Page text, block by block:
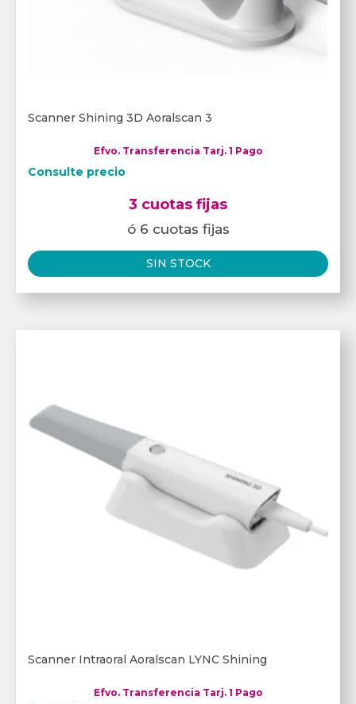
Scanner Shining 3D Aoralscan 3
Efvo. Transferencia Tarj. 1 Pago
Consulte precio
3 cuotas fijas
ó 6 cuotas fijas
SIN STOCK
Scanner Intraoral Aoralscan LYNC Shining
Efvo. Transferencia Tarj. 1 Pago